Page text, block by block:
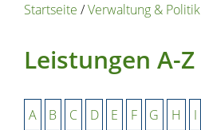
Startseite /Verwaltung & Politik
Leistungen A-Z
A B C D E F G H I